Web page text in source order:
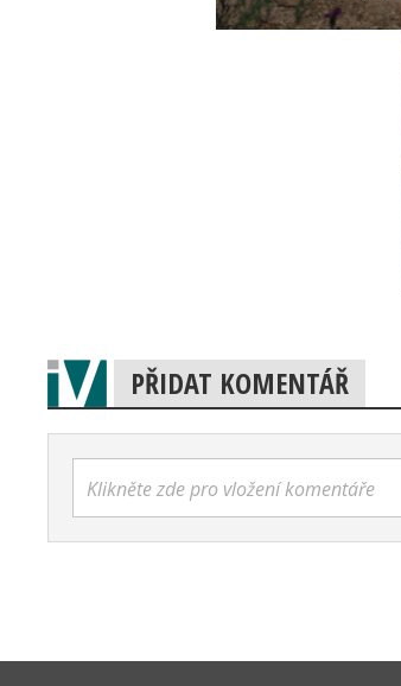
PŘIDAT KOMENTÁŘ
Klikněte zde pro vložení komentáře